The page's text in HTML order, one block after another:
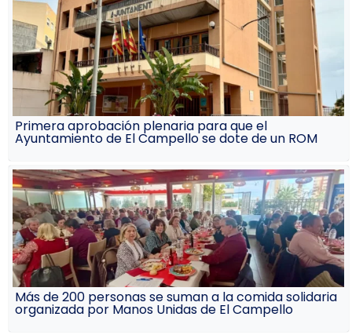
Primera aprobación plenaria para que el
Ayuntamiento de El Campello se dote de un ROM
Más de 200 personas se suman a la comida solidaria
organizada por Manos Unidas de El Campello